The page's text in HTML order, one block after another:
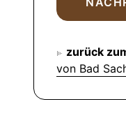
zurück
von Bad